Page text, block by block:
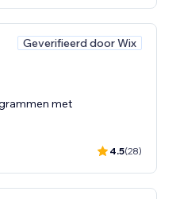
Geverifieerd door Wix
met
4.5(28)